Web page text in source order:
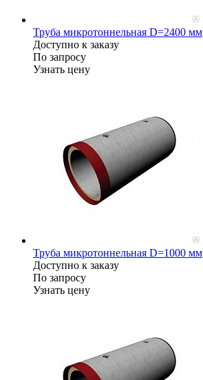
Труба микротоннельная D=2400 мм
Доступно к заказу
По запросу
Узнать цену
Труба микротоннельная D=1000 мм
Доступно к заказу
По запросу
Узнать цену